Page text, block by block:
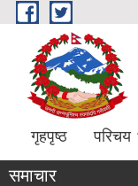
Skip to main content
गृहपृष्ठ परिचय
समाचार